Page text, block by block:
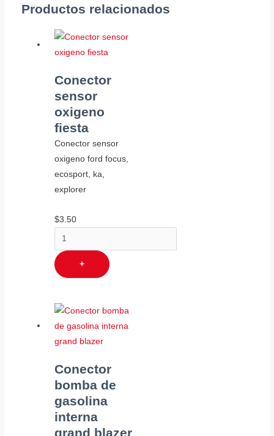
Productos relacionados
Conector
sensor
oxigeno
fiesta
Conector sensor
oxigeno ford focus,
ecosport, ka,
explorer
$3.50
+
Conector
bomba de
gasolina
interna
grand blazer